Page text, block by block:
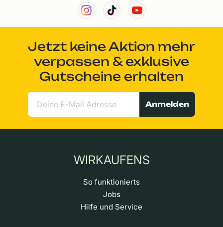
Jetzt keine Aktion mehr
verpassen & exklusive
Gutscheine erhalten
Anmelden
WIRKAUFENS
So funktionierts
Jobs
Hilfe und Service